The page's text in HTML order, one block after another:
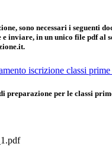
sono necessari i seguenti
inviare, in un unico file pdf al
.
iscrizione classi
preparazione per le classi